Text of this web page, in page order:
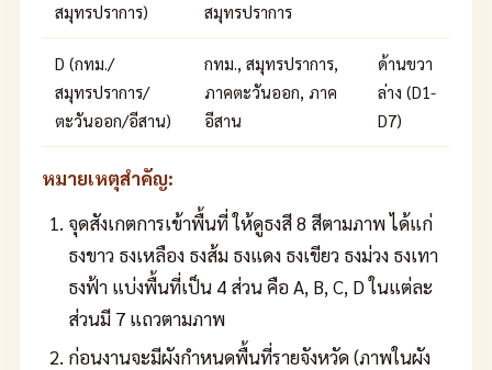
สมุทรปราการ)
สมุทรปราการ
D (กทม./
สมุทรปราการ/
ตะวันออก/อีสาน)
กทม., สมุทรปราการ,
ภาคตะวันออก, ภาค
อีสาน
ด้านขวา
ล่าง (D1-
D7)
หมายเหตุสำคัญ:
จุดสังเกตการเข้าพื้นที่ ให้ดูธงสี 8 สีตามภาพ ได้แก่
ธงขาว ธงเหลือง ธงส้ม ธงแดง ธงเขียว ธงม่วง ธงเทา
ธงฟ้า แบ่งพื้นที่เป็น 4 ส่วน คือ A, B, C, D ในแต่ละ
ส่วนมี 7 แถวตามภาพ
ก่อนงานจะมีผังกำหนดพื้นที่รายจังหวัด (ภาพในผัง